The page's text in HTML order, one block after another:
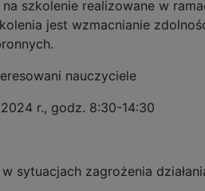
szkolenie realizowane w
jest wzmacnianie
nauczyciele
r., godz. 8:30-14:30
sytuacjach zagrożenia